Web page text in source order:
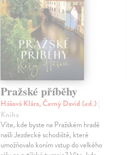
Pražské příběhy
Hášová Klára, Černý David (ed.)|
Kniha
Víte, kde byste na Pražském hradě
našli Jezdecké schodiště, které
umožňovalo koním vstup do velkého